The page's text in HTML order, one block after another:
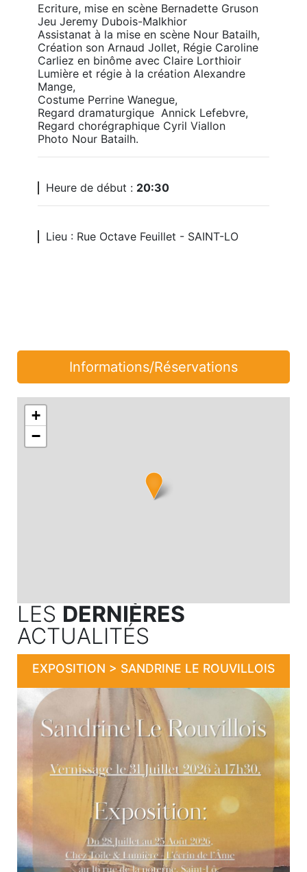
Ecriture, mise en scène Bernadette Gruson
Jeu Jeremy Dubois-Malkhior
Assistanat à la mise en scène Nour Batailh,
Création son Arnaud Jollet, Régie Caroline
Carliez en binôme avec Claire Lorthioir
Lumière et régie à la création Alexandre
Mange,
Costume Perrine Wanegue,
Regard dramaturgique  Annick Lefebvre,
Regard chorégraphique Cyril Viallon
Photo Nour Batailh.
Heure de début : 20:30
Lieu : Rue Octave Feuillet - SAINT-LO
Informations/Réservations
+
−
LES DERNIÈRES
ACTUALITÉS
EXPOSITION > SANDRINE LE ROUVILLOIS